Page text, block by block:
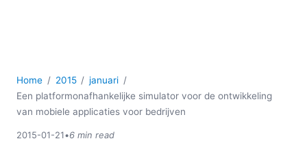
Home 2015
januari
Een platformonafhankelijke simulator voor de ontwikkeling
van mobiele applicaties voor bedrijven
2015-01-21•6 min read